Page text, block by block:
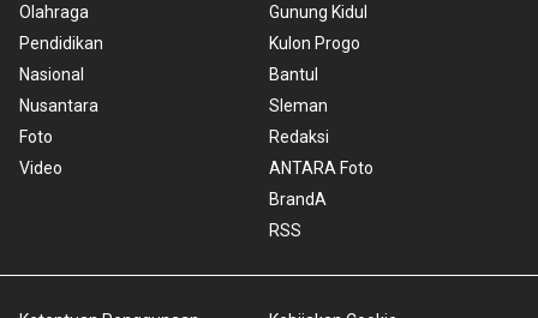
Olahraga
Pendidikan
Nasional
Nusantara
Foto
Video
Gunung Kidul
Kulon Progo
Bantul
Sleman
Redaksi
ANTARA Foto
BrandA
RSS